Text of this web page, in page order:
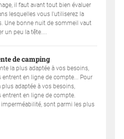
il faut avant tout bien évaluer
lesquelles vous l'utiliserez la
Une bonne nuit de sommeil vaut
un peu la tête....
de camping
la plus adaptée à vos besoins,
entrent en ligne de compte... Pour
adaptée à vos besoins,
entrent en ligne de compte.
sont parmi les plus